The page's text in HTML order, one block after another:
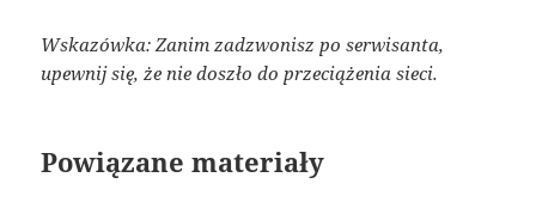
Wskazówka: Zanim zadzwonisz po serwisanta,
upewnij się, że nie doszło do przeciążenia sieci.
Powiązane materiały